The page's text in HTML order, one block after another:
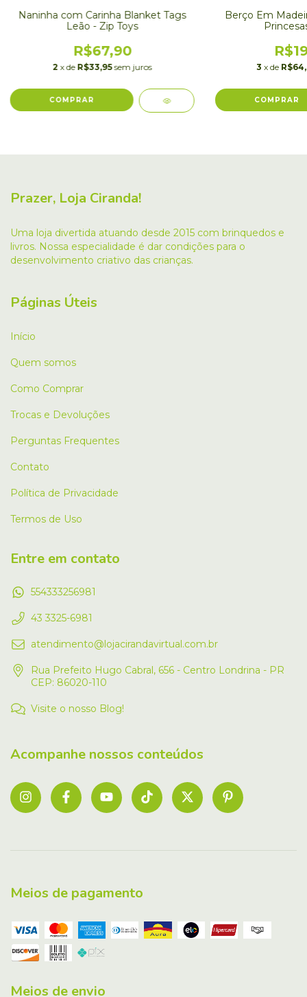
Naninha com Carinha Blanket Tags
Leão - Zip Toys
R$67,90
2 x de R$33,95 sem juros
Berço Em
3 x de
Prazer, Loja Ciranda!
Uma loja divertida atuando desde 2015 com brinquedos e
livros. Nossa especialidade é dar condições para o
desenvolvimento criativo das crianças.
Páginas Úteis
Início
Quem somos
Como Comprar
Trocas e Devoluções
Perguntas Frequentes
Contato
Política de Privacidade
Termos de Uso
Entre em contato
554333256981
43 3325-6981
atendimento@lojacirandavirtual.com.br
Rua Prefeito Hugo Cabral, 656 - Centro Londrina - PR
CEP: 86020-110
Visite o nosso Blog!
Acompanhe nossos conteúdos
Meios de pagamento
Meios de envio